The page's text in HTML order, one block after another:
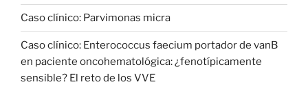
Caso clínico: Parvimonas micra
Caso clínico: Enterococcus faecium portador de vanB
en paciente oncohematológica: ¿fenotípicamente
sensible? El reto de los VVE